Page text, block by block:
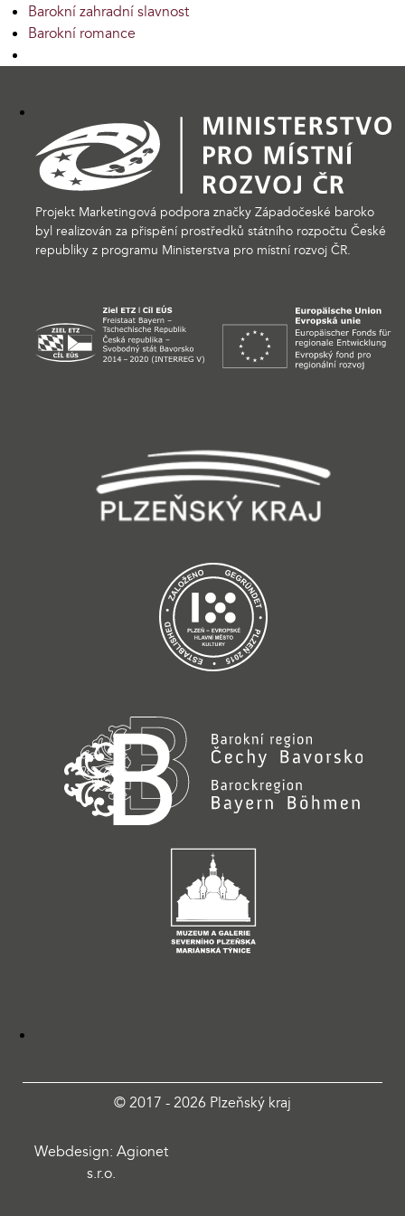
Barokní zahradní slavnost
Barokní romance
Projekt Marketingová podpora značky Západočeské baroko
byl realizován za přispění prostředků státního rozpočtu České
republiky z programu Ministerstva pro místní rozvoj ČR.
© 2017 - 2026 Plzeňský kraj
Webdesign: Agionet
s.r.o.